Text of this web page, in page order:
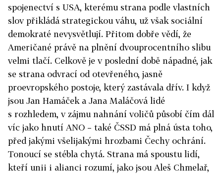
spojenectví s USA, kterému strana podle vlastních
slov přikládá strategickou váhu, už však sociální
demokraté nevysvětlují. Přitom dobře vědí, že
Američané právě na plnění dvouprocentního slibu
velmi tlačí. Celkově je v poslední době nápadné, jak
se strana odvrací od otevřeného, jasně
proevropského postoje, který zastávala dřív. I když
jsou Jan Hamáček a Jana Maláčová lidé
s rozhledem, v zájmu nahnání voličů působí čím dál
víc jako hnutí ANO – také ČSSD má plná ústa toho,
před jakými všelijakými hrozbami Čechy ochrání.
Tonoucí se stébla chytá. Strana má spoustu lidí,
kteří unii i alianci rozumí, jako jsou Aleš Chmelař,